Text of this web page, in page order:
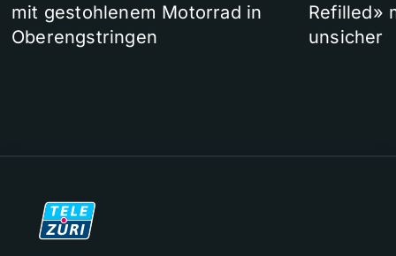
mit gestohlenem Motorrad in
Oberengstringen
Refilled»
unsicher